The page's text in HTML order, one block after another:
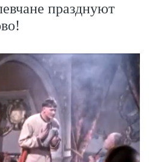
празднуют